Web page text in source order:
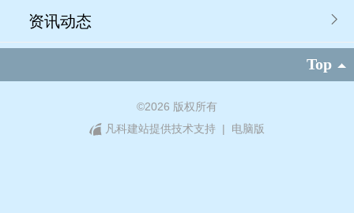
资讯动态
Top
©2026 版权所有
凡科建站提供技术支持
| 电脑版